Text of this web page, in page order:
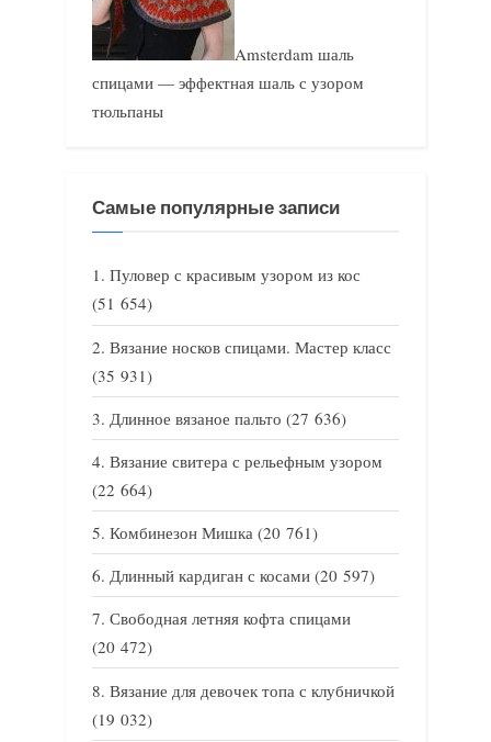
Amsterdam шаль
спицами — эффектная шаль с узором
тюльпаны
Самые популярные записи
Пуловер с красивым узором из кос
(51 654)
Вязание носков спицами. Мастер класс
(35 931)
Длинное вязаное пальто (27 636)
Вязание свитера с рельефным узором
(22 664)
Комбинезон Мишка (20 761)
Длинный кардиган с косами (20 597)
Свободная летняя кофта спицами
(20 472)
Вязание для девочек топа с клубничкой
(19 032)